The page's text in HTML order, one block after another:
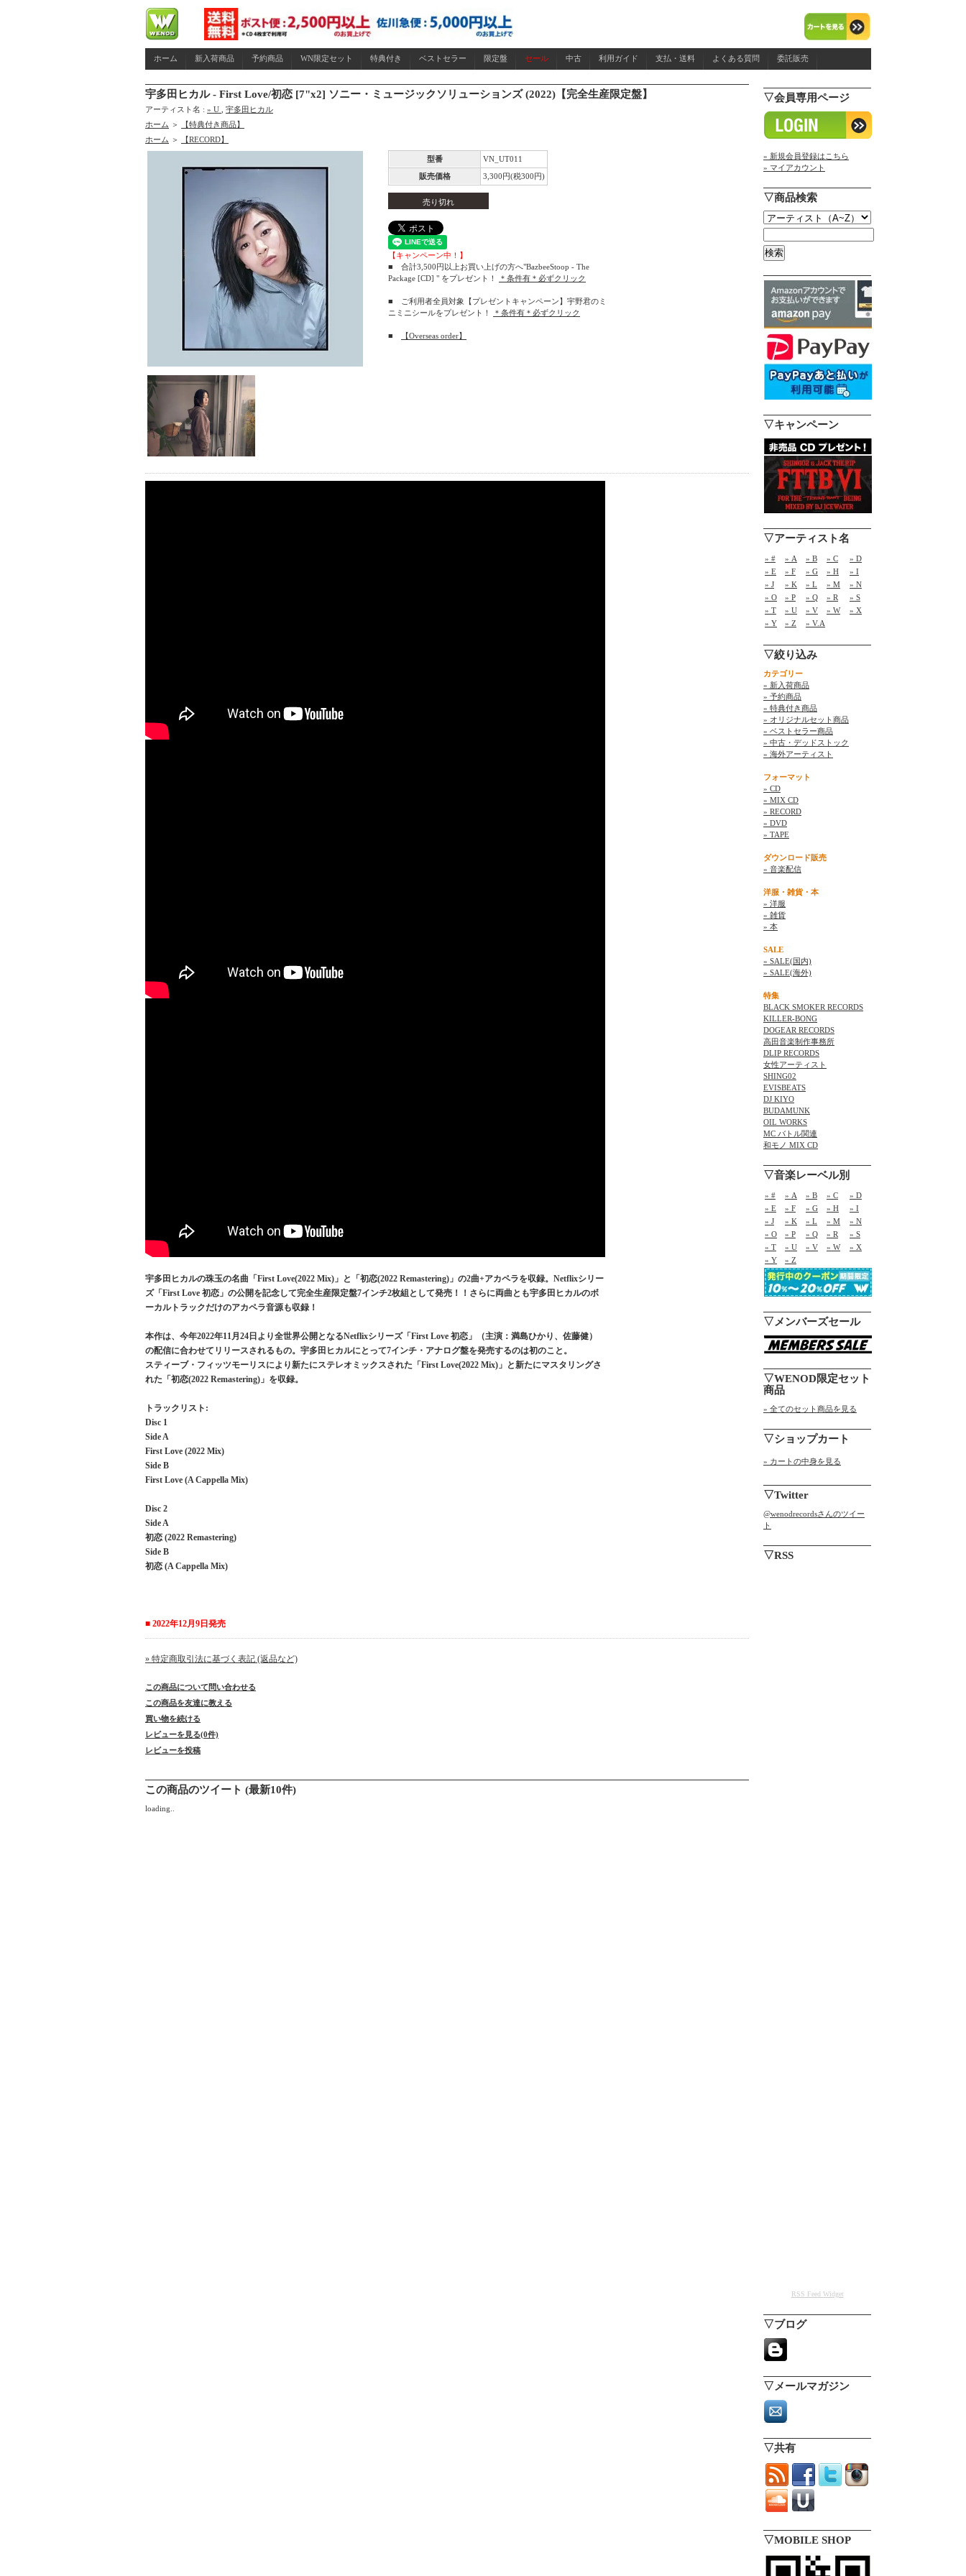
ホーム 新入荷商品 予約商品 WN限定セット 特典付き ベストセラー 限定盤 セール 中古 利用ガイド 支払・送料 よくある質問 委託販売
宇多田ヒカル - First Love/初恋 [7"x2] ソニー・ミュージックソリューションズ (2022)【完全生産限定盤】
アーティスト名 : » U
宇多田ヒカル
ホーム ＞
【特典付き商品】
ホーム ＞ 【RECORD】
型番
VN_UT011
販売価格
3,300円(税300円)
売り切れ
【キャンペーン中！】
■ 合計3,500円以上お買い上げの方へ"BazbeeStoop - The
Package [CD] " をプレゼント！
＊条件有＊必ずクリック
■ ご利用者全員対象【プレゼントキャンペーン】宇野君のミ
ニミニシールをプレゼント！
＊条件有＊必ずクリック
■ 【Overseas order】
宇多田ヒカルの珠玉の名曲「First Love(2022 Mix)」と「初恋(2022 Remastering)」の2曲+アカペラを収録。Netflixシリー
ズ「First Love 初恋」の公開を記念して完全生産限定盤7インチ2枚組として発売！！さらに両曲とも宇多田ヒカルのボ
ーカルトラックだけのアカペラ音源も収録！
本作は、今年2022年11月24日より全世界公開となるNetflixシリーズ「First Love 初恋」（主演：満島ひかり、佐藤健）
の配信に合わせてリリースされるもの。宇多田ヒカルにとって7インチ・アナログ盤を発売するのは初のこと。
スティーブ・フィッツモーリスにより新たにステレオミックスされた「First Love(2022 Mix)」と新たにマスタリングさ
れた「初恋(2022 Remastering)」を収録。
トラックリスト:
Disc 1
Side A
First Love (2022 Mix)
Side B
First Love (A Cappella Mix)
Disc 2
Side A
初恋 (2022 Remastering)
Side B
初恋 (A Cappella Mix)
■ 2022年12月9日発売
» 特定商取引法に基づく表記 (返品など)
この商品について問い合わせる
この商品を友達に教える
買い物を続ける
レビューを見る(0件)
レビューを投稿
この商品のツイート (最新10件)
loading..
▽会員専用ページ
» 新規会員登録はこちら
» マイアカウント
▽商品検索
▽キャンペーン
▽アーティスト名
» # » A » B » C
» D
» E
» F » G » H
» I
» J
» K » L » M
» N
» O
» P » Q » R
» S
» T
» U » V » W
» X
» Y
» Z » V.A
▽絞り込み
カテゴリー
» 新入荷商品
» 予約商品
» 特典付き商品
» オリジナルセット商品
» ベストセラー商品
» 中古・デッドストック
» 海外アーティスト
フォーマット
» CD
» MIX CD
» RECORD
» DVD
» TAPE
ダウンロード販売
» 音楽配信
洋服・雑貨・本
» 洋服
» 雑貨
» 本
SALE
» SALE(国内)
» SALE(海外)
特集
BLACK SMOKER RECORDS
KILLER-BONG
DOGEAR RECORDS
高田音楽制作事務所
DLIP RECORDS
女性アーティスト
SHING02
EVISBEATS
DJ KIYO
BUDAMUNK
OIL WORKS
MC バトル関連
和モノ MIX CD
▽音楽レーベル別
» # » A » B » C
» D
» E
» F » G » H
» I
» J
» K » L » M
» N
» O
» P » Q » R
» S
» T
» U » V » W
» X
» Y
» Z
▽メンバーズセール
▽WENOD限定セット
商品
» 全てのセット商品を見る
▽ショップカート
» カートの中身を見る
▽Twitter
@wenodrecordsさんのツイー
ト
▽RSS
RSS Feed Widget
▽ブログ
▽メールマガジン
▽共有
▽MOBILE SHOP